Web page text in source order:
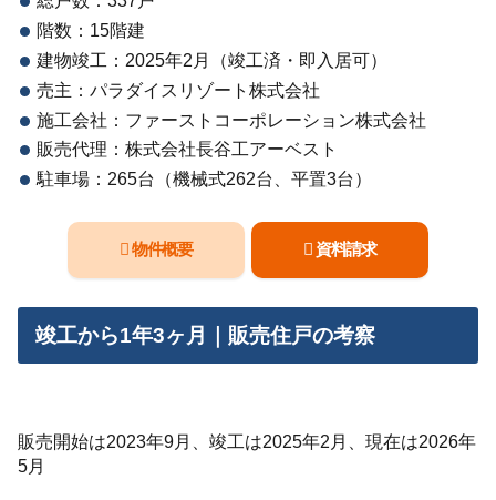
階数：15階建
建物竣工：2025年2月（竣工済・即入居可）
売主：パラダイスリゾート株式会社
施工会社：ファーストコーポレーション株式会社
販売代理：株式会社長谷工アーベスト
駐車場：265台（機械式262台、平置3台）
物件概要 資料請求
竣工から1年3ヶ月｜販売住戸の考察
販売開始は2023年9月、竣工は2025年2月、現在は2026年
5月